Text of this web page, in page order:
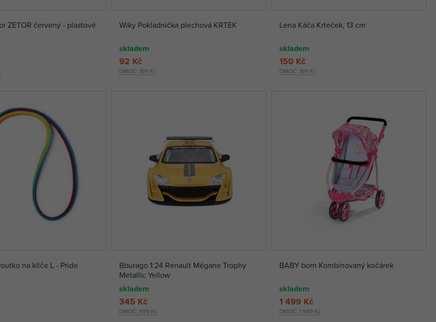
ZETOR červený - plastové
Wiky Pokladnička plechová KRTEK
skladem
DMOC: 169 Kč
92 Kč
Lena Káča Krteček, 13 cm
skladem
DMOC: 169 Kč
150 Kč
na klíče L - Pride
Bburago 1:24 Renault Mégane Trophy
Metallic Yellow
skladem
DMOC: 499 Kč
345 Kč
BABY born Kombinovaný kočárek
skladem
DMOC: 1 949 Kč
1 499 Kč